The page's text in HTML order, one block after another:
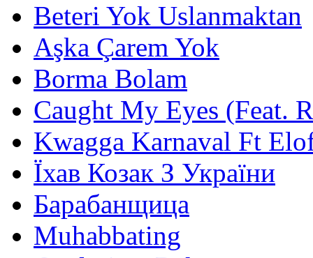
Beteri Yok Uslanmaktan
Aşka Çarem Yok
Borma Bolam
Caught My Eyes (Feat.
Kwagga Karnaval Ft
Їхав Козак З України
Барабанщица
Muhabbating